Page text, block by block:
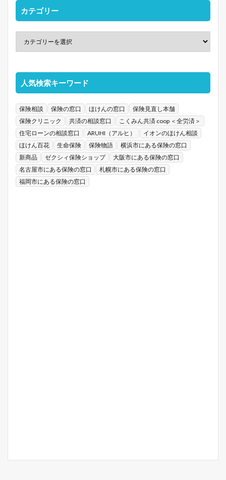
カテゴリー
人気検索キーワード
保険相談 保険の窓口 ほけんの窓口
保険見直し本舗
保険クリニック
共済の相談窓口
こくみん共済 coop ＜全労済＞
住宅ローンの相談窓口
ARUHI（アルヒ）
イオンのほけん相談
ほけん百花
生命保険 保険物語
横浜市にある保険の窓口
新商品
ゼクシィ保険ショップ
大阪市にある保険の窓口
名古屋市にある保険の窓口
札幌市にある保険の窓口
福岡市にある保険の窓口